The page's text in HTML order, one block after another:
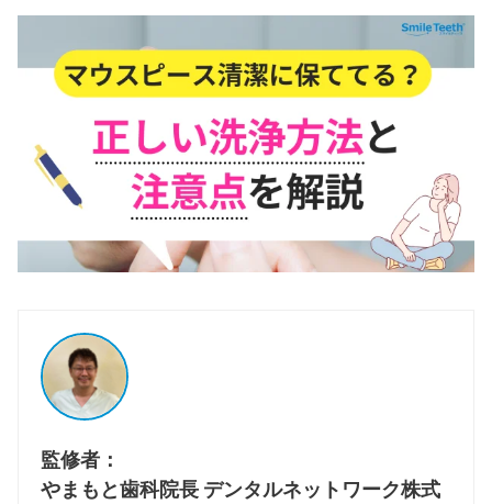
監修者：
やまもと歯科院長 デンタルネットワーク株式